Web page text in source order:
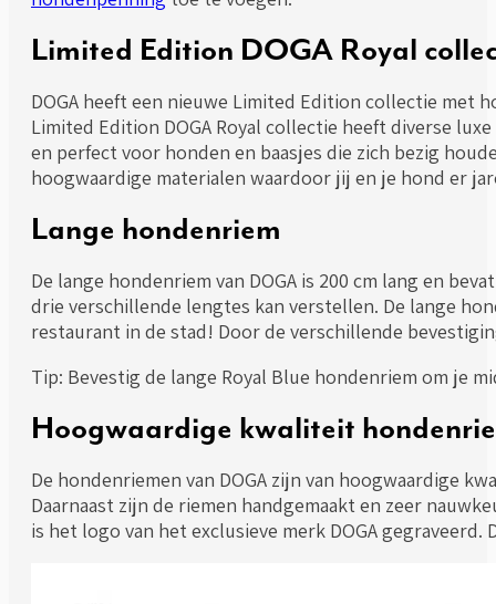
Limited Edition DOGA Royal
DOGA heeft een nieuwe Limited Edition collectie met
Limited Edition DOGA Royal collectie heeft diverse
en perfect voor honden en baasjes die zich bezig
hoogwaardige materialen waardoor jij en je hond er
Lange hondenriem
De lange hondenriem van DOGA is 200 cm lang en
drie verschillende lengtes kan verstellen. De lange
restaurant in de stad! Door de verschillende
Tip: Bevestig de lange Royal Blue hondenriem om je
Hoogwaardige kwaliteit
De hondenriemen van DOGA zijn van hoogwaardige
Daarnaast zijn de riemen handgemaakt en zeer
is het logo van het exclusieve merk DOGA